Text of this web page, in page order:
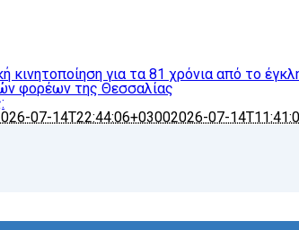
κινητοποίηση για τα 81 χρόνια από το
φορέων της Θεσσαλίας
07-14T22:44:06+03002026-07-